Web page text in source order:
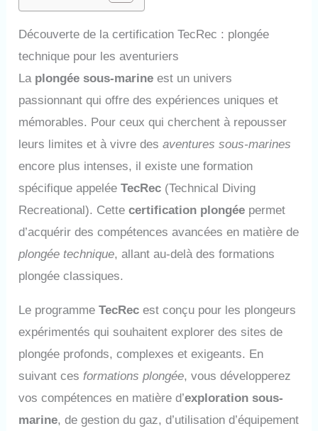
Découverte de la certification TecRec : plongée
technique pour les aventuriers
La plongée sous-marine est un univers
passionnant qui offre des expériences uniques et
mémorables. Pour ceux qui cherchent à repousser
leurs limites et à vivre desaventures sous-marines
encore plus intenses, il existe une formation
spécifique appeléeTecRec (Technical Diving
Recreational). Cettecertification plongée permet
d’acquérir des compétences avancées en matière de
plongée technique, allant au-delà des formations
plongée classiques.
Le programmeTecRec est conçu pour les plongeurs
expérimentés qui souhaitent explorer des sites de
plongée profonds, complexes et exigeants. En
suivant cesformations plongée, vous développerez
vos compétences en matière d’exploration sous-
marine, de gestion du gaz, d’utilisation d’équipement